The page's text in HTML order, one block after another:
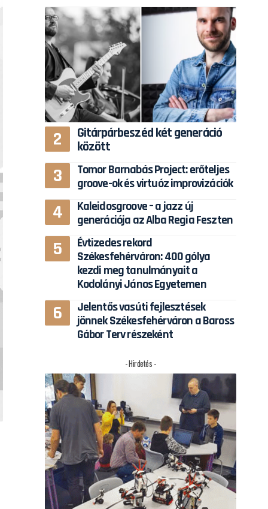
Gitárpárbeszéd két generáció
között
Tomor Barnabás Project: erőteljes
groove-ok és virtuóz improvizációk
Kaleidosgroove – a jazz új
generációja az Alba Regia Feszten
Évtizedes rekord
Székesfehérváron: 400 gólya
kezdi meg tanulmányait a
Kodolányi János Egyetemen
Jelentős vasúti fejlesztések
jönnek Székesfehérváron a Baross
Gábor Terv részeként
- Hirdetés -